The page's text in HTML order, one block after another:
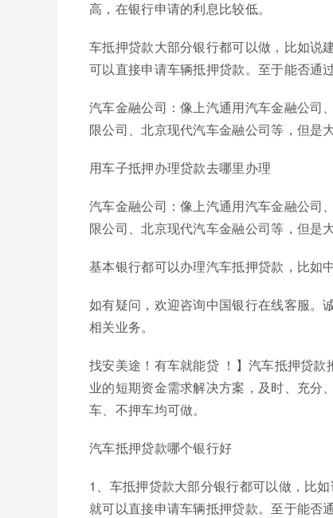
高，在银行申请的利息比较低。
车抵押贷款大部分银行都可以做，比如说
可以直接申请车辆抵押贷款。至于能否通
汽车金融公司：像上汽通用汽车金融公司
限公司、北京现代汽车金融公司等，但是
用车子抵押办理贷款去哪里办理
汽车金融公司：像上汽通用汽车金融公司
限公司、北京现代汽车金融公司等，但是
基本银行都可以办理汽车抵押贷款，比如
如有疑问，欢迎咨询中国银行在线客服。
相关业务。
找安美途！有车就能贷 ！】汽车抵押贷
业的短期资金需求解决方案，及时、充分
车、不押车均可做。
汽车抵押贷款哪个银行好
1、车抵押贷款大部分银行都可以做，比
就可以直接申请车辆抵押贷款。至于能否